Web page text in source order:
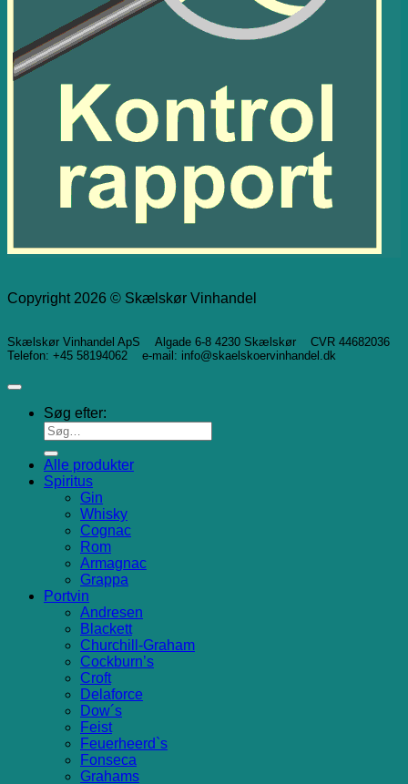
Copyright 2026 © Skælskør Vinhandel
Skælskør Vinhandel ApS Algade 6-8 4230 Skælskør CVR 44682036
Telefon: +45 58194062 e-mail: info@skaelskoervinhandel.dk
Søg efter:
Alle produkter
Spiritus
Gin
Whisky
Cognac
Rom
Armagnac
Grappa
Portvin
Andresen
Blackett
Churchill-Graham
Cockburn’s
Croft
Delaforce
Dow´s
Feist
Feuerheerd`s
Fonseca
Grahams